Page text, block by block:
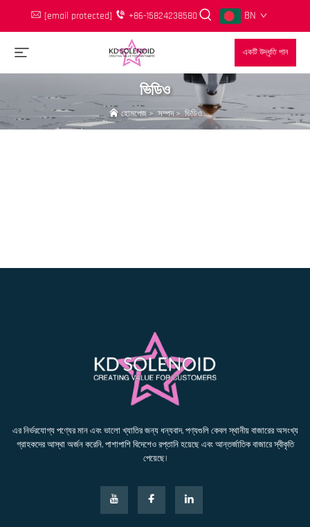
[email protected] +86-15824238580 BN
একটি উদ্ধৃতি পান
ভিডিও
হোমপেজ> সম্পদ>ভিডিও
এর নির্ভরযোগ্য পণ্যের মান এবং ভালো খ্যাতির জন্য ধন্যবাদ, পণ্যগুলি কেবল স্থানীয় বাজারের অসংখ্য
গ্রাহকদের আস্থা অর্জন করেনি, পাশাপাশি বিদেশেও রপ্তানি হয়েছে এবং আন্তর্জাতিক বাজারে স্বীকৃতি
পেয়েছে।